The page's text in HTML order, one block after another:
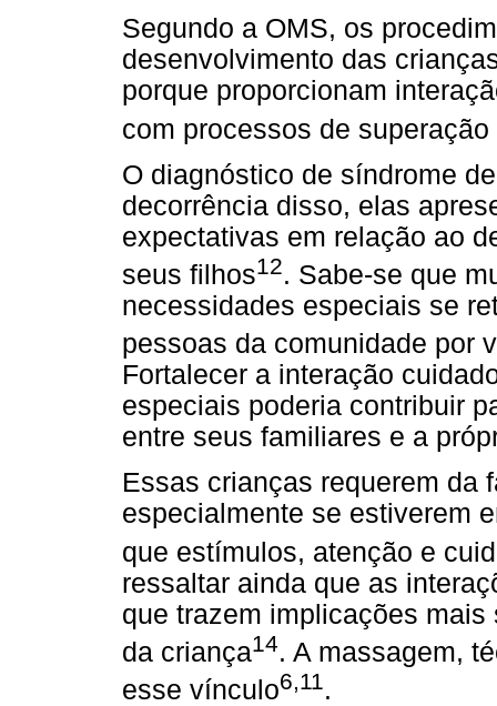
Segundo a OMS, os
desenvolvimento das
porque proporcionam
com processos de
O diagnóstico de síndrome
decorrência disso, elas
expectativas em relação ao
seus filhos12. Sabe-se que
necessidades especiais se
pessoas da comunidade por
Fortalecer a interação
especiais poderia contribuir
entre seus familiares e a
Essas crianças requerem da
especialmente se estiverem
que estímulos, atenção e
ressaltar ainda que as
que trazem implicações
da criança14. A massagem,
esse vínculo6,11.